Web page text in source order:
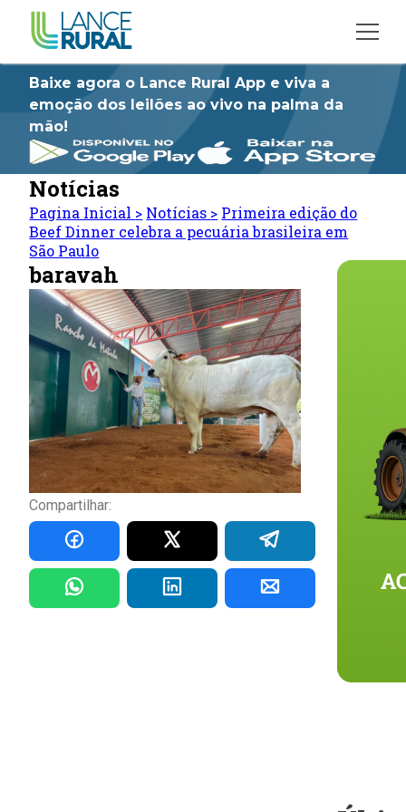
Baixe agora o Lance Rural App e viva a
emoção dos leilões ao vivo na palma da
mão!
Notícias
Pagina Inicial > Notícias > Primeira edição do
Beef Dinner celebra a pecuária brasileira em
São Paulo
baravah
Compartilhar: